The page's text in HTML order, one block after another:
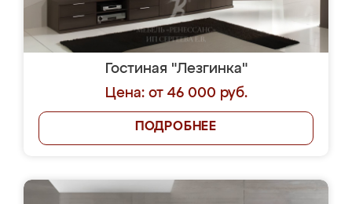
Гостиная "Лезгинка"
Цена: от 46 000 руб.
ПОДРОБНЕЕ